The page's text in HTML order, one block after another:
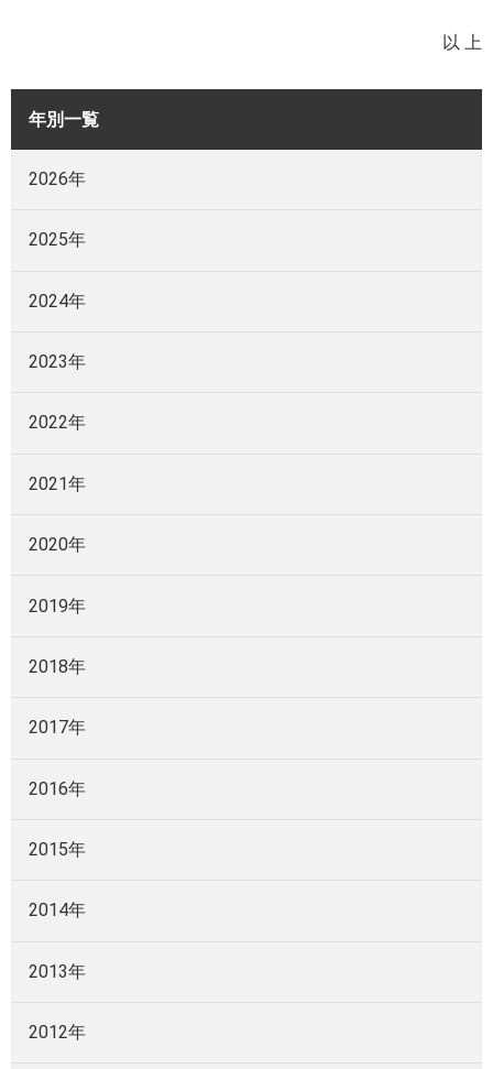
以 上
年別一覧
2026年
2025年
2024年
2023年
2022年
2021年
2020年
2019年
2018年
2017年
2016年
2015年
2014年
2013年
2012年